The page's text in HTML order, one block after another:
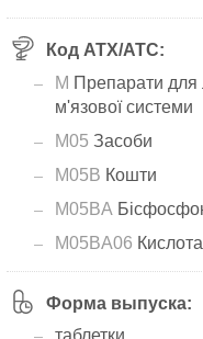
Код АТХ/ATC:
M Препарати для
м'язової системи
M05 Засоби
M05B Кошти
M05BA
M05BA06
Форма выпуска:
таблетки